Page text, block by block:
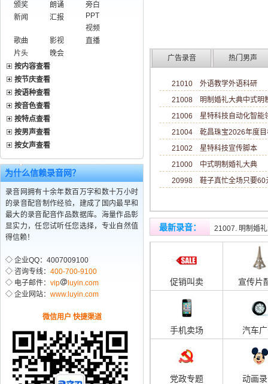
广告录音 热门男声
21010 外语教学外语科研
21008 明制婚礼大典中式
21006 星特科技自动化智
21004 乾昌珠宝2026年度
21002 星特科技宣传脚本
21000 中式明制婚礼大典
20998 鞋子真忙全场只要
最新录音：
21008. 明制婚
21007. 明制婚
促销叫卖 宣传片
手机卖场 汽车
党政专题 动画
颁奖
朗诵
旁白
新闻
汇报
PPT
视频
歌曲
影视
直播
片头
晚会
按内容查看
按节庆查看
按语种查看
按音色查看
按特点查看
按男声查看
按女声查看
为什么信赖录音网？
录音网拥有十余年数百万字和数十万小时
的录音配音制作经验，建成了国内最早和
最大的录音配音作品数据库。海量作品彰
显实力，任您试听任您选择，专业自然值
得信赖！
◇ 企业QQ：4007009100
◇ 咨询专线： 400-700-9100
◇ 电子邮件： vip
luyin.com
◇ 企业网站： www.luyin.com
微信用户 快捷渠道